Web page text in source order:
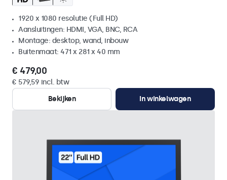
1920 x 1080 resolutie (Full HD)
Aansluitingen: HDMI, VGA, BNC, RCA
Montage: desktop, wand, inbouw
Buitenmaat: 471 x 281 x 40 mm
€ 479,00
€ 579,59 incl. btw
Bekijken
In winkelwagen